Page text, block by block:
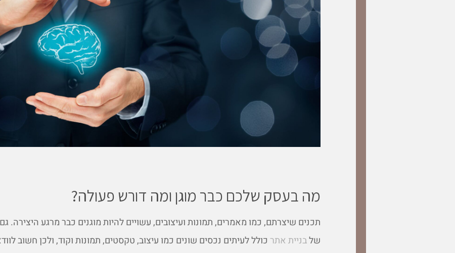
מה בעסק שלכם כבר מוגן ומה דורש פעולה?
תכנים שיצרתם, כמו מאמרים, תמונות ועיצובים, עשויים להיות מוגנים כבר מרגע היצירה.
שלבניית אתרכולל לעיתים נכסים שונים כמו עיצוב, טקסטים, תמונות וקוד, ולכן חשוב